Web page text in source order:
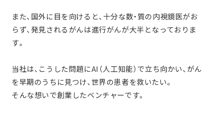
また、国外に目を向けると、十分な数・質の内視鏡医がお
らず、発見されるがんは進行がんが大半となっておりま
す。
当社は、こうした問題にAI（人工知能）で立ち向かい、 がん
を早期のうちに見つけ、世界の患者を救いたい。
そんな想いで創業したベンチャーです。